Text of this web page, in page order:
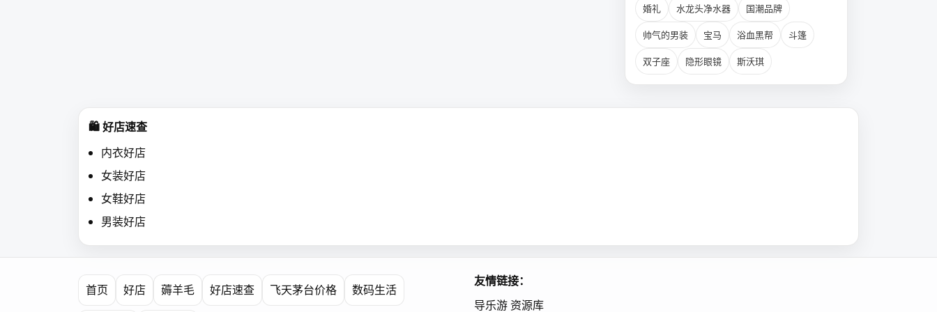
婚礼 水龙头净水器 国潮品牌
帅气的男装 宝马 浴血黑帮 斗篷
双子座 隐形眼镜 斯沃琪
🛍️ 好店速查
内衣好店
女装好店
女鞋好店
男装好店
首页 好店 薅羊毛 好店速查 飞天茅台价格 数码生活
友情链接：
导乐游 资源库